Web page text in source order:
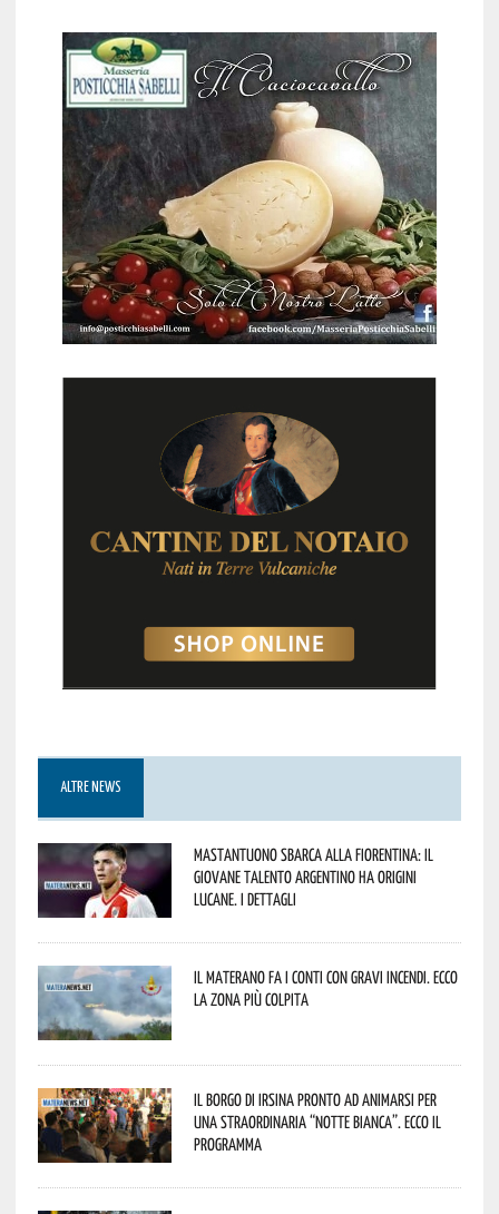
ALTRE NEWS
Mastantuono sbarca alla Fiorentina: il
giovane talento argentino ha origini
lucane. I dettagli
Il materano fa i conti con gravi incendi. Ecco
la zona più colpita
Il borgo di Irsina pronto ad animarsi per
una straordinaria “Notte Bianca”. Ecco il
programma